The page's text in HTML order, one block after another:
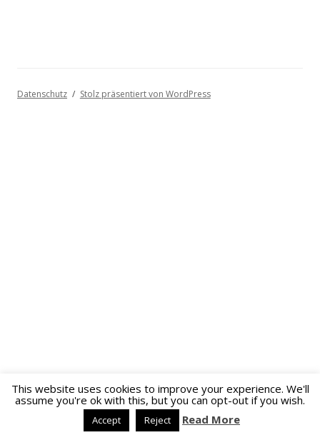
Datenschutz Stolz präsentiert von WordPress
This website uses cookies to improve your experience. We'll
assume you're ok with this, but you can opt-out if you wish.
Accept Reject Read More